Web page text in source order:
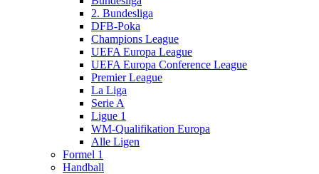
2. Bundesliga
DFB-Poka
Champions League
UEFA Europa League
UEFA Europa Conference League
Premier League
La Liga
Serie A
Ligue 1
WM-Qualifikation Europa
Alle Ligen
Formel 1
Handball